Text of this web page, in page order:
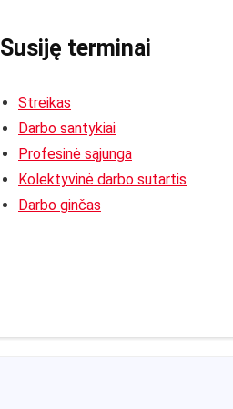
Susiję terminai
Streikas
Darbo santykiai
Profesinė sąjunga
Kolektyvinė darbo sutartis
Darbo ginčas